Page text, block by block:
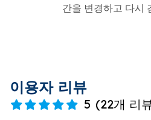
간을 변경하고 다시
이용자 리뷰
5 (22개 리